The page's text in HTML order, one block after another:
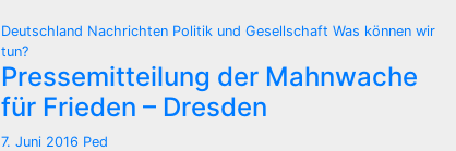
Deutschland Nachrichten Politik und Gesellschaft Was können wir
tun?
Pressemitteilung der Mahnwache
für Frieden – Dresden
7. Juni 2016 Ped